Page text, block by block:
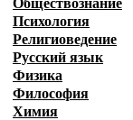
Обществознание
Психология
Религиоведение
Русский язык
Физика
Философия
Химия